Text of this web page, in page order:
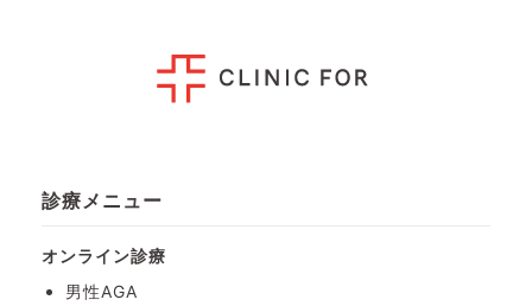
診療メニュー
オンライン診療
男性AGA